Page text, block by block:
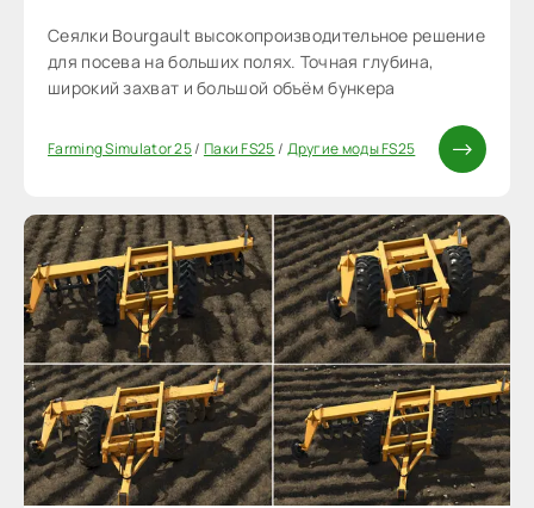
Сеялки Bourgault высокопроизводительное решение
для посева на больших полях. Точная глубина,
широкий захват и большой объём бункера
Farming Simulator 25/ Паки FS25/ Другие моды FS25